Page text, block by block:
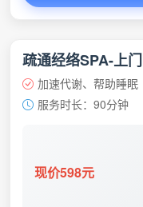
疏通经络SPA-上门
加速代谢、帮助睡眠
服务时长：90分钟
现价598元